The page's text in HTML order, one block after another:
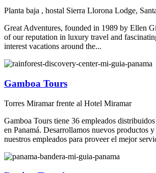
Planta baja , hostal Sierra Llorona Lodge,
Great Adventures, founded in 1989 by Ellen
of our reputation in luxury travel and
interest vacations around the...
Gamboa Tours
Torres Miramar frente al Hotel Miramar
Gamboa Tours tiene 36 empleados
en Panamá. Desarrollamos nuevos productos y
nuestros empleados para proveer el mejor